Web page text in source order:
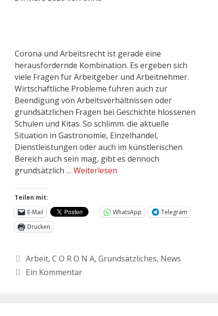
Corona und Arbeitsrecht ist gerade eine
herausfordernde Kombination. Es ergeben sich
viele Fragen für Arbeitgeber und Arbeitnehmer.
Wirtschaftliche Probleme führen auch zur
Beendigung von Arbeitsverhältnissen oder
grundsätzlichen Fragen bei Geschichte hlossenen
Schulen und Kitas. So schlimm. die aktuelle
Situation in Gastronomie, Einzelhandel,
Dienstleistungen oder auch im künstlerischen
Bereich auch sein mag, gibt es dennoch
grundsätzlich … Weiterlesen
Teilen mit:
E-Mail
WhatsApp
Telegram
Drucken
Arbeit, C O R O N A, Grundsätzliches, News
Ein Kommentar